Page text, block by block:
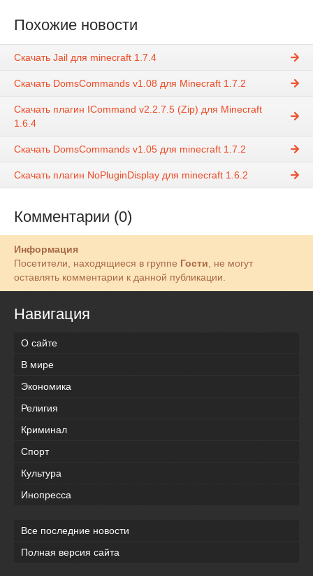
Похожие новости
Скачать Jail для minecraft 1.7.4
Скачать DomsCommands v1.08 для Minecraft 1.7.2
Скачать плагин ICommand v2.2.7.5 (Zip) для Minecraft
1.6.4
Скачать DomsCommands v1.05 для minecraft 1.7.2
Скачать плагин NoPluginDisplay для minecraft 1.6.2
Комментарии (0)
Информация
Посетители, находящиеся в группе Гости , не могут
оставлять комментарии к данной публикации.
Навигация
О сайте
В мире
Экономика
Религия
Криминал
Спорт
Культура
Инопресса
Все последние новости
Полная версия сайта